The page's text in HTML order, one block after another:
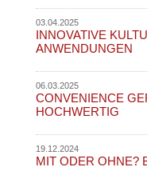
03.04.2025
INNOVATIVE
ANWENDUNGEN
06.03.2025
CONVENIENCE
HOCHWERTIG
19.12.2024
MIT ODER OHNE?